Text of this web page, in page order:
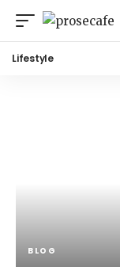
Lifestyle
BLOG